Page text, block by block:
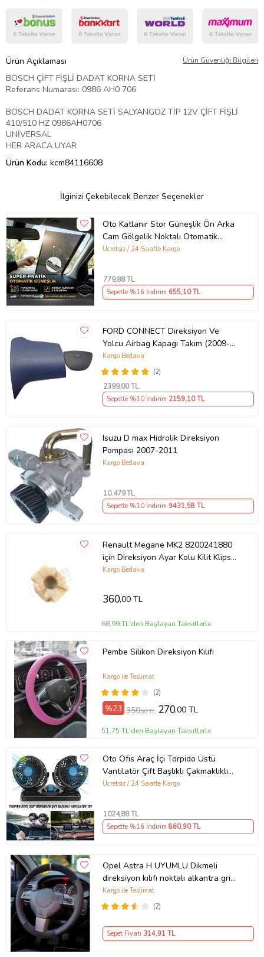
Ürün Açıklaması Ürün Güvenliği Bilgileri
BOSCH ÇİFT FİŞLİ DADAT KORNA SETİ
Referans Numarası: 0986 AH0 706
BOSCH DADAT KORNA SETİ SALYANGOZ TİP 12V ÇİFT FİŞLİ
410/510 HZ 0986AH0706
UNİVERSAL
HER ARACA UYAR
Ürün Kodu: kcm84116608
İlginizi Çekebilecek Benzer Seçenekler
Oto Katlanır Stor Güneşlik Ön Arka
Cam Gölgelik Noktalı Otomatik
Sürgülü Güneş Koruyucu Araba Suv
Ücretsiz / 24 Saatte Kargo
779,88 TL
Sepette %16 İndirim 655,10 TL
FORD CONNECT Direksiyon Ve
Yolcu Airbag Kapagı Takım (2009-
2014) İthal Üretim
(2)
Kargo Bedava
2399,00 TL
Sepette %10 İndirim 2159,10 TL
Isuzu D max Hidrolik Direksiyon
Pompası 2007-2011
Kargo Bedava
10.479TL
Sepette %10 İndirim 9431,58 TL
Renault Megane MK2 8200241880
için Direksiyon Ayar Kolu Kilit Klips
Plastiği
Kargo Bedava
360,00 TL
68,99 TL'den Başlayan Taksitlerle
Pembe Silikon Direksiyon Kılıfı
(2)
Kargo ile Teslimat
%23 350,00 TL 270,00 TL
51,75 TL'den Başlayan Taksitlerle
Oto Ofis Araç İçi Torpido Üstü
Vantilatör Çift Başlıklı Çakmaklıklı
Soğutucu Fan 360° Dönebilen 12V
Ücretsiz / 24 Saatte Kargo
1024,88 TL
Sepette %16 İndirim 860,90 TL
Opel Astra H UYUMLU Dikmeli
direksiyon kılıfı noktalı alkantra gri
yüzüklü ( 38×10.5CM )
(2)
Kargo ile Teslimat
Sepet Fiyatı 314,91 TL